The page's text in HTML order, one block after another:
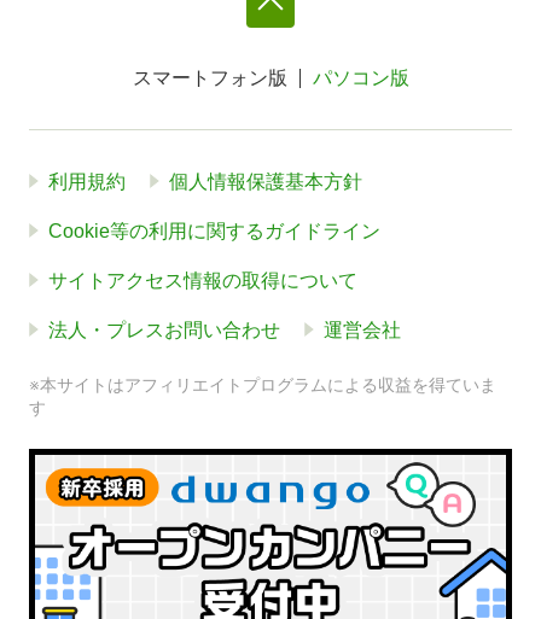
スマートフォン版 パソコン版
利用規約 個人情報保護基本方針
Cookie等の利用に関するガイドライン
サイトアクセス情報の取得について
法人・プレスお問い合わせ 運営会社
※本サイトはアフィリエイトプログラムによる収益を得ていま
す